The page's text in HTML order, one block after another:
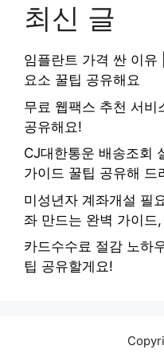
최신 글
임플란트 가격 싼 이유
요소 꿀팁 공유해요
무료 웹팩스 추천 서비
공유해요!
CJ대한통운 배송조회
가이드 꿀팁 공유해 드
미성년자 계좌개설 필
좌 만드는 완벽 가이드
카드수수료 절감 노하
팁 공유할게요!